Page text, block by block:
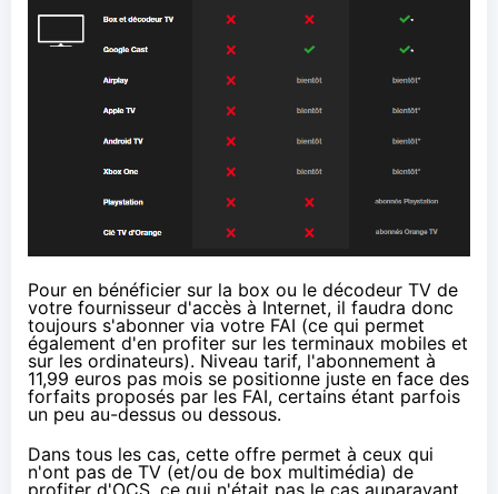
Pour en bénéficier sur la box ou le décodeur TV de
votre fournisseur d'accès à Internet, il faudra donc
toujours s'abonner via votre FAI (ce qui permet
également d'en profiter sur les terminaux mobiles et
sur les ordinateurs). Niveau tarif, l'abonnement à
11,99 euros pas mois se positionne juste en face des
forfaits proposés par les FAI, certains étant parfois
un peu au-dessus ou dessous.
Dans tous les cas, cette offre permet à ceux qui
n'ont pas de TV (et/ou de box multimédia) de
profiter d'OCS, ce qui n'était pas le cas auparavant,